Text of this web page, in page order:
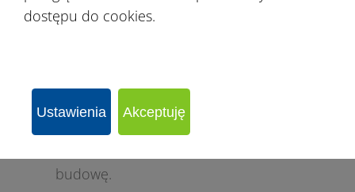
wytrzymałość, aby bezpiecznie przenosić
Użytkowanie do 180 dni to obiekt
tymczasowy na zgłoszenie; przeznaczenie
budowę.
dostępu do cookies.
Ustawienia Akceptuję